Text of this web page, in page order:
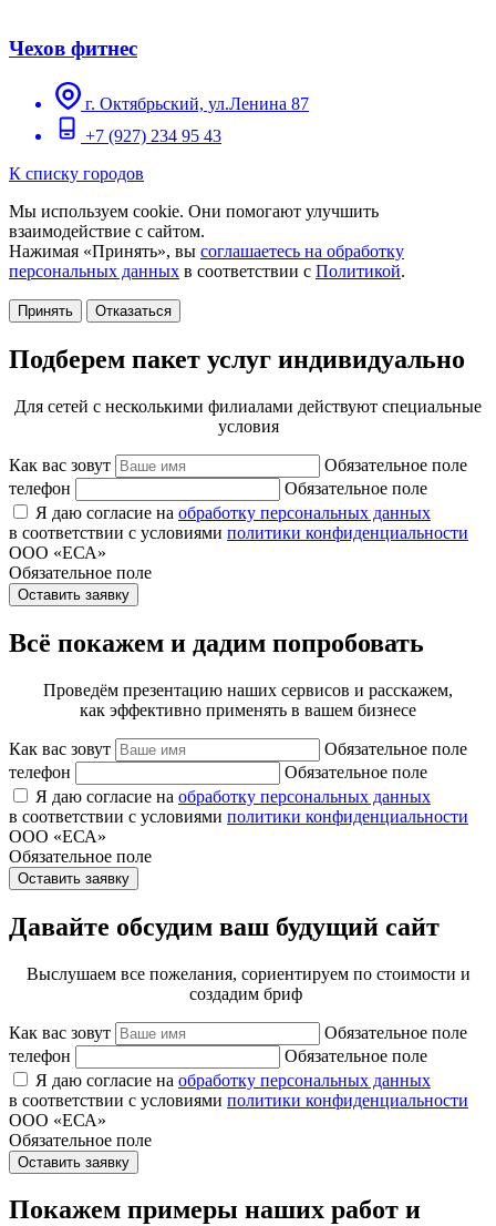
Чехов фитнес
г. Октябрьский, ул.Ленина 87
+7 (927) 234 95 43
К списку городов
Мы используем cookie. Они помогают улучшить
взаимодействие с сайтом.
Нажимая «Принять», вы соглашаетесь на обработку
персональных данных в соответствии с Политикой.
Принять Отказаться
Подберем пакет услуг индивидуально
Для сетей с несколькими филиалами действуют специальные
условия
Как вас зовут
Обязательное поле
телефон
Обязательное поле
Я даю согласие на обработку персональных данных
в соответствии с условиями политики конфиденциальности
ООО «ЕСА»
Обязательное поле
Оставить заявку
Всё покажем и дадим попробовать
Проведём презентацию наших сервисов и расскажем,
как эффективно применять в вашем бизнесе
Как вас зовут
Обязательное поле
телефон
Обязательное поле
Я даю согласие на обработку персональных данных
в соответствии с условиями политики конфиденциальности
ООО «ЕСА»
Обязательное поле
Оставить заявку
Давайте обсудим ваш будущий сайт
Выслушаем все пожелания, сориентируем по стоимости и
создадим бриф
Как вас зовут
Обязательное поле
телефон
Обязательное поле
Я даю согласие на обработку персональных данных
в соответствии с условиями политики конфиденциальности
ООО «ЕСА»
Обязательное поле
Оставить заявку
Покажем примеры наших работ и